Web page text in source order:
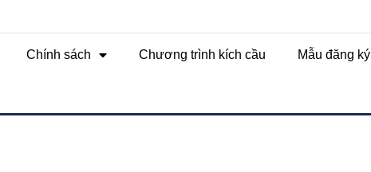
Chính sách Chương trình kích cầu Mẫu đăng ký